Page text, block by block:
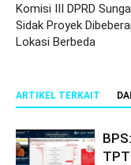
Komisi III DPRD
Sidak Proyek
Lokasi Berbeda
ARTIKEL TERKAIT